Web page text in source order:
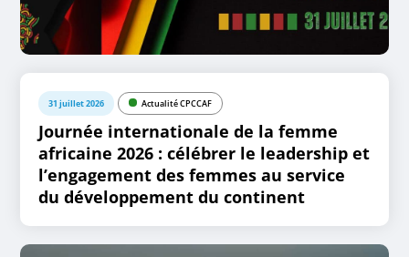
31 juillet 2026 Actualité CPCCAF
Journée internationale de la femme
africaine 2026 : célébrer le leadership et
l’engagement des femmes au service
du développement du continent